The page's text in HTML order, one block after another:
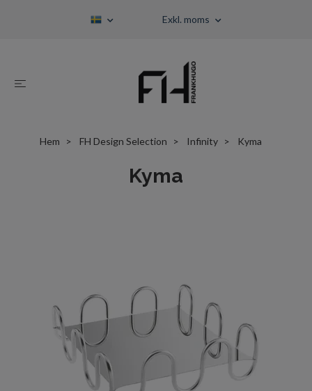
Exkl. moms
Hem FH Design Selection Infinity Kyma
Kyma